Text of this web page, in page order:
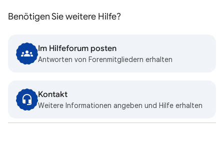
Benötigen Sie weitere Hilfe?
Im Hilfeforum posten
Antworten von Forenmitgliedern erhalten
Kontakt
Weitere Informationen angeben und Hilfe erhalten